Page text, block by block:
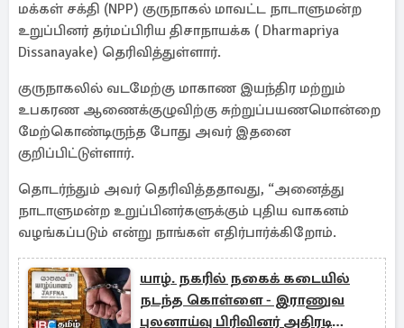
மக்கள் சக்தி (NPP) குருநாகல் மாவட்ட நாடாளுமன்ற
உறுப்பினர் தர்மப்பிரிய திசாநாயக்க ( Dharmapriya
Dissanayake) தெரிவித்துள்ளார்.
குருநாகலில் வடமேற்கு மாகாண இயந்திர மற்றும்
உபகரண ஆணைக்குழுவிற்கு சுற்றுப்பயணமொன்றை
மேற்கொண்டிருந்த போது அவர் இதனை
குறிப்பிட்டுள்ளார்.
தொடர்ந்தும் அவர் தெரிவித்ததாவது, “அனைத்து
நாடாளுமன்ற உறுப்பினர்களுக்கும் புதிய வாகனம்
வழங்கப்படும் என்று நாங்கள் எதிர்பார்க்கிறோம்.
யாழ். நகரில் நகைக் கடையில்
நடந்த கொள்ளை - இராணுவ
புலனாய்வு பிரிவினர் அதிரடி